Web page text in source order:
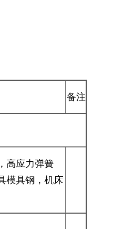
备注
高应力弹簧
模具钢，机床